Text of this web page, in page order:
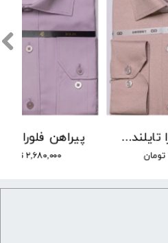
پیراهن فلورا تایلندی برند DEGEST کد DJ-9 رنگ 17